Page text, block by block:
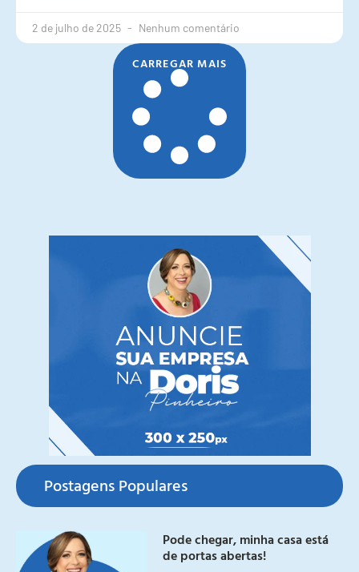
2 de julho de 2025 Nenhum comentário
CARREGAR MAIS
Postagens Populares
Pode chegar, minha casa está
de portas abertas!